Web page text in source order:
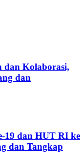
dan Kolaborasi,
dan
19 dan HUT RI ke
dan Tangkap